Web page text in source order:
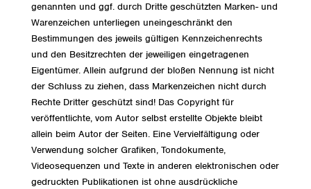
genannten und ggf. durch Dritte geschützten Marken- und
Warenzeichen unterliegen uneingeschränkt den
Bestimmungen des jeweils gültigen Kennzeichenrechts
und den Besitzrechten der jeweiligen eingetragenen
Eigentümer. Allein aufgrund der bloßen Nennung ist nicht
der Schluss zu ziehen, dass Markenzeichen nicht durch
Rechte Dritter geschützt sind! Das Copyright für
veröffentlichte, vom Autor selbst erstellte Objekte bleibt
allein beim Autor der Seiten. Eine Vervielfältigung oder
Verwendung solcher Grafiken, Tondokumente,
Videosequenzen und Texte in anderen elektronischen oder
gedruckten Publikationen ist ohne ausdrückliche